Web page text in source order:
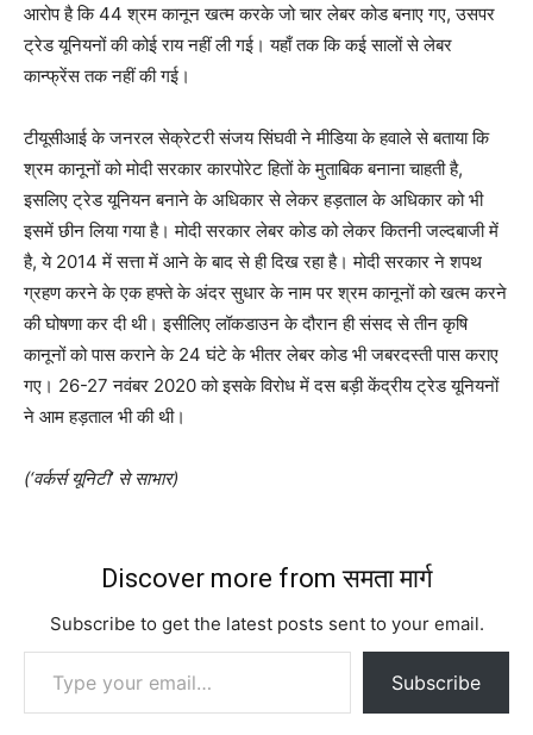
आरोप है कि 44 श्रम कानून खत्म करके जो चार लेबर कोड बनाए गए, उसपर
ट्रेड यूनियनों की कोई राय नहीं ली गई। यहाँ तक कि कई सालों से लेबर
कान्फ्रेंस तक नहीं की गई।
टीयूसीआई के जनरल सेक्रेटरी संजय सिंघवी ने मीडिया के हवाले से बताया कि
श्रम कानूनों को मोदी सरकार कारपोरेट हितों के मुताबिक बनाना चाहती है,
इसलिए ट्रेड यूनियन बनाने के अधिकार से लेकर हड़ताल के अधिकार को भी
इसमें छीन लिया गया है। मोदी सरकार लेबर कोड को लेकर कितनी जल्दबाजी में
है, ये 2014 में सत्ता में आने के बाद से ही दिख रहा है। मोदी सरकार ने शपथ
ग्रहण करने के एक हफ्ते के अंदर सुधार के नाम पर श्रम कानूनों को खत्म करने
की घोषणा कर दी थी। इसीलिए लॉकडाउन के दौरान ही संसद से तीन कृषि
कानूनों को पास कराने के 24 घंटे के भीतर लेबर कोड भी जबरदस्ती पास कराए
गए। 26-27 नवंबर 2020 को इसके विरोध में दस बड़ी केंद्रीय ट्रेड यूनियनों
ने आम हड़ताल भी की थी।
(‘वर्कर्स यूनिटी’ से साभार)
Discover more from समता मार्ग
Subscribe to get the latest posts sent to your email.
Type your email…
Subscribe